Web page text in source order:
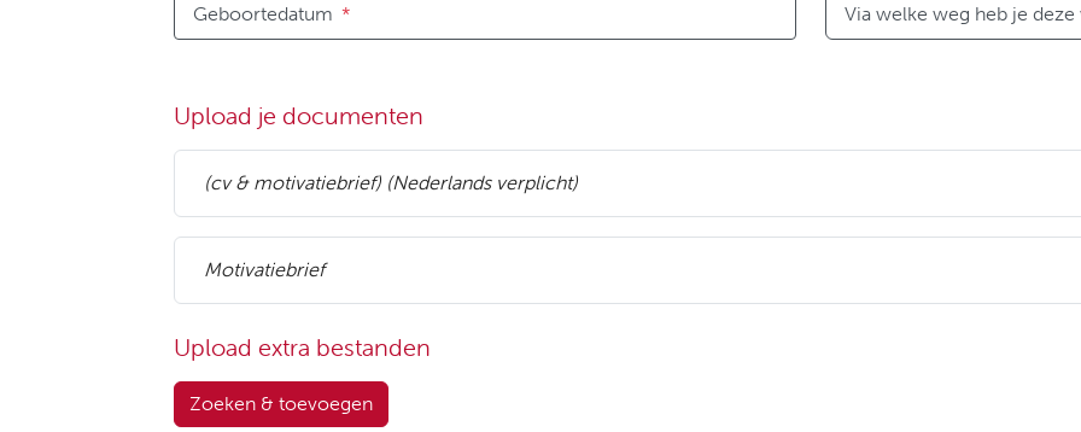
Geboortedatum * Via welke weg heb je
Upload je documenten
(cv & motivatiebrief) (Nederlands verplicht)
Motivatiebrief
Upload extra bestanden
Zoeken & toevoegen